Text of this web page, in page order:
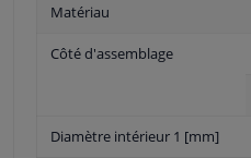
Matériau
Côté d'assemblage
Diamètre intérieur 1 [mm]